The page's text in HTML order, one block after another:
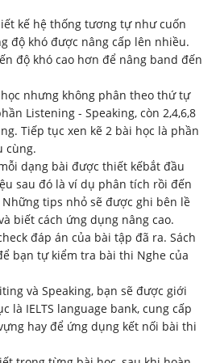
kế hệ thống tương tự như cuốn
độ khó được nâng cấp lên nhiều.
độ khó cao hơn để nâng band đến
nhưng không phân theo thứ tự
Listening - Speaking, còn 2,4,6,8
Tiếp tục xen kẽ 2 bài học là phần
cùng.
dạng bài được thiết kếbắt đầu
sau đó là ví dụ phân tích rồi đến
tips nhỏ sẽ được ghi bên lề
biết cách ứng dụng nâng cao.
đáp án của bài tập đã ra. Sách
bạn tự kiểm tra bài thi Nghe của
và Speaking, bạn sẽ được giới
là IELTS language bank, cung cấp
hay để ứng dụng kết nối bài thi